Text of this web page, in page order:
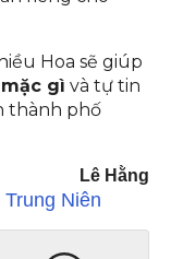
ảo và tiện di
là để phù
thể hiện
mặc gìvà tự tin